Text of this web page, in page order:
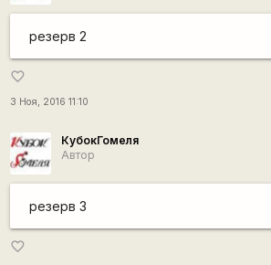
резерв 2
favorite_border
3 Ноя, 2016 11:10
КубокГомеля
Автор
резерв 3
favorite_border